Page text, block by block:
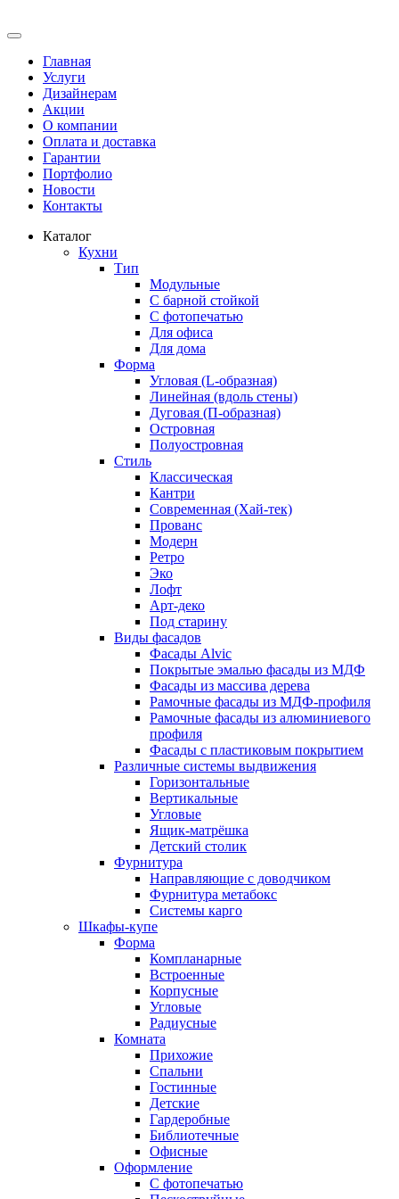
Главная
Услуги
Дизайнерам
Акции
О компании
Оплата и доставка
Гарантии
Портфолио
Новости
Контакты
Каталог
Кухни
Тип
Модульные
С барной стойкой
С фотопечатью
Для офиса
Для дома
Форма
Угловая (L-образная)
Линейная (вдоль стены)
Дуговая (П-образная)
Островная
Полуостровная
Стиль
Классическая
Кантри
Современная (Хай-тек)
Прованс
Модерн
Ретро
Эко
Лофт
Арт-деко
Под старину
Виды фасадов
Фасады Alvic
Покрытые эмалью фасады из МДФ
Фасады из массива дерева
Рамочные фасады из МДФ-профиля
Рамочные фасады из алюминиевого
профиля
Фасады с пластиковым покрытием
Различные системы выдвижения
Горизонтальные
Вертикальные
Угловые
Ящик-матрёшка
Детский столик
Фурнитура
Направляющие с доводчиком
Фурнитура метабокс
Системы карго
Шкафы-купе
Форма
Компланарные
Встроенные
Корпусные
Угловые
Радиусные
Комната
Прихожие
Спальни
Гостинные
Детские
Гардеробные
Библиотечные
Офисные
Оформление
С фотопечатью